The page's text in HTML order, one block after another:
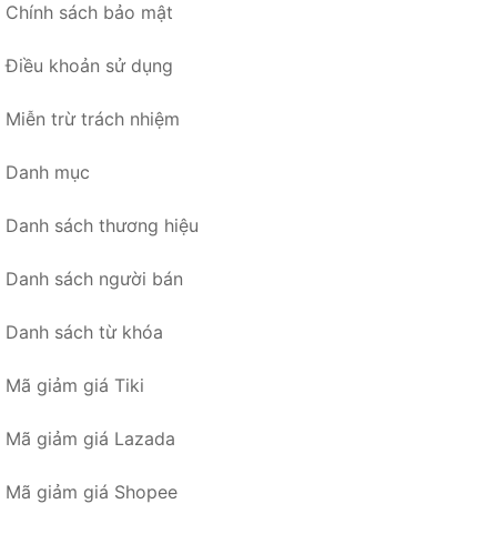
Chính sách bảo mật
Điều khoản sử dụng
Miễn trừ trách nhiệm
Danh mục
Danh sách thương hiệu
Danh sách người bán
Danh sách từ khóa
Mã giảm giá Tiki
Mã giảm giá Lazada
Mã giảm giá Shopee